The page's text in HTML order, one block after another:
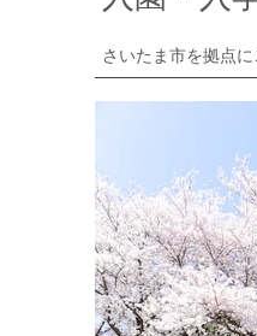
さいたま市を拠点